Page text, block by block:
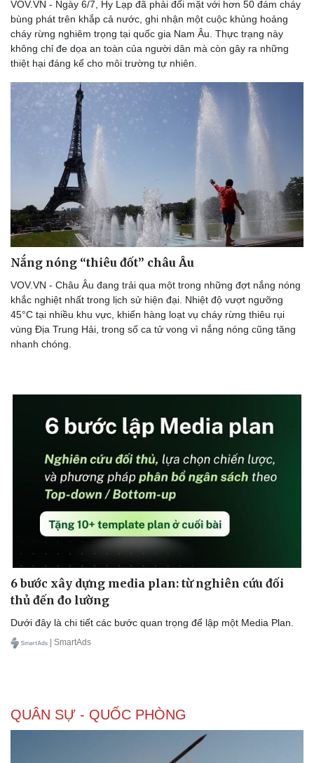
Công nghệ
VOV.VN - Ngày 6/7, Hy Lạp đã phải đối mặt với hơn 50 đám cháy
bùng phát trên khắp cả nước, ghi nhận một cuộc khủng hoảng
cháy rừng nghiêm trọng tại quốc gia Nam Âu. Thực trạng này
không chỉ đe dọa an toàn của người dân mà còn gây ra những
thiệt hại đáng kể cho môi trường tự nhiên.
Nắng nóng “thiêu đốt” châu Âu
VOV.VN - Châu Âu đang trải qua một trong những đợt nắng nóng
khắc nghiệt nhất trong lịch sử hiện đại. Nhiệt độ vượt ngưỡng
45°C tại nhiều khu vực, khiến hàng loạt vụ cháy rừng thiêu rụi
vùng Địa Trung Hải, trong số ca tử vong vì nắng nóng cũng tăng
nhanh chóng.
6 bước xây dựng media plan: từ nghiên cứu đối
thủ đến đo lường
Dưới đây là chi tiết các bước quan trọng để lập một Media Plan.
| SmartAds
QUÂN SỰ - QUỐC PHÒNG